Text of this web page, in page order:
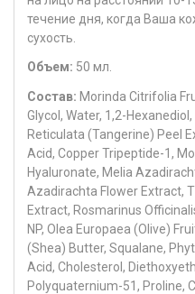
течение дня, когда Ваша
сухость.
Объем: 50 мл.
Состав: Morinda Citrifolia
Glycol, Water, 1,2-
Reticulata (Tangerine) Peel
Acid, Copper Tripeptide-1,
Hyaluronate, Melia
Azadirachta Flower Extract,
Extract, Rosmarinus
NP, Olea Europaea (Olive)
(Shea) Butter, Squalane,
Acid, Cholesterol,
Polyquaternium-51, Proline,